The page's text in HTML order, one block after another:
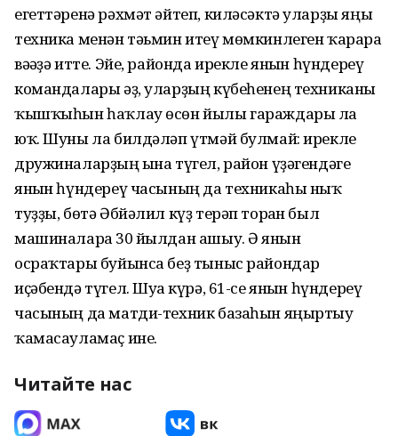
егеттәренә рәхмәт әйтеп, киләсәктә уларҙы яңы
техника менән тәьмин итеү мөмкинлеген ҡарарға
вәғәҙә итте. Эйе, районда ирекле янғын һүндереү
командалары әҙ, уларҙың күбеһенең техниканы
ҡышҡыһын һаҡлау өсөн йылы гараждары ла
юҡ. Шуны ла билдәләп үтмәй булмай: ирекле
дружиналарҙың ғына түгел, район үҙәгендәге
янғын һүндереү часының да техникаһы ныҡ
туҙҙы, бөтә Әбйәлил күҙ терәп торған был
машиналарға 30 йылдан ашыу. Ә янғын
осраҡтары буйынса беҙ тыныс райондар
иҫәбендә түгел. Шуға күрә, 61-се янғын һүндереү
часының да матди-техник базаһын яңыртыу
ҡамасауламаҫ ине.
Читайте нас